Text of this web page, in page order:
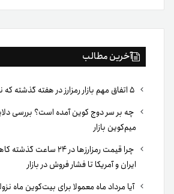
بوک
آخرین مطالب
چه بر سر دوج کوین آمده است؟ بررسی
میم‌کوین بازار
چرا قیمت رمزارزها در ۲۴
ایران و آمریکا تا فشار فروش در بازار
آیا مرداد ماه معمولا برای بیت‌کوین ماه